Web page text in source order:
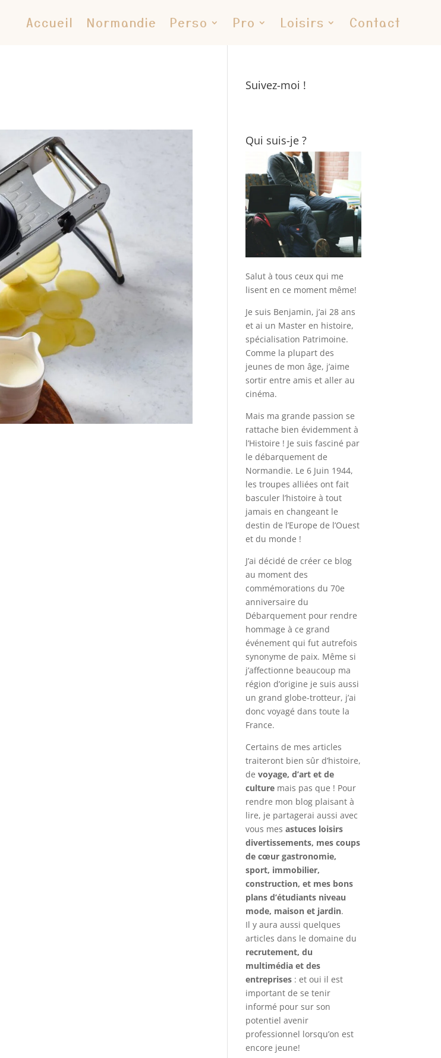
Accueil Normandie Perso Pro Loisirs Contact
Suivez-moi !
Qui suis-je ?
Salut à tous ceux qui me
lisent en ce moment même!
Je suis Benjamin, j’ai 28 ans
et ai un Master en histoire,
spécialisation Patrimoine.
Comme la plupart des
jeunes de mon âge, j’aime
sortir entre amis et aller au
cinéma.
Mais ma grande passion se
rattache bien évidemment à
l’Histoire ! Je suis fasciné par
le débarquement de
Normandie. Le 6 Juin 1944,
les troupes alliées ont fait
basculer l’histoire à tout
jamais en changeant le
destin de l’Europe de l’Ouest
et du monde !
J’ai décidé de créer ce blog
au moment des
commémorations du 70e
anniversaire du
Débarquement pour rendre
hommage à ce grand
événement qui fut autrefois
synonyme de paix. Même si
j’affectionne beaucoup ma
région d’origine je suis aussi
un grand globe-trotteur, j’ai
donc voyagé dans toute la
France.
Certains de mes articles
traiteront bien sûr d’histoire,
devoyage, d’art et de
culture mais pas que ! Pour
rendre mon blog plaisant à
lire, je partagerai aussi avec
vous mesastuces loisirs
divertissements, mes coups
de cœur gastronomie,
sport, immobilier,
construction, et mes bons
plans d’étudiants niveau
mode, maison et jardin.
Il y aura aussi quelques
articles dans le domaine du
recrutement, du
multimédia et des
entreprises : et oui il est
important de se tenir
informé pour sur son
potentiel avenir
professionnel lorsqu’on est
encore jeune!